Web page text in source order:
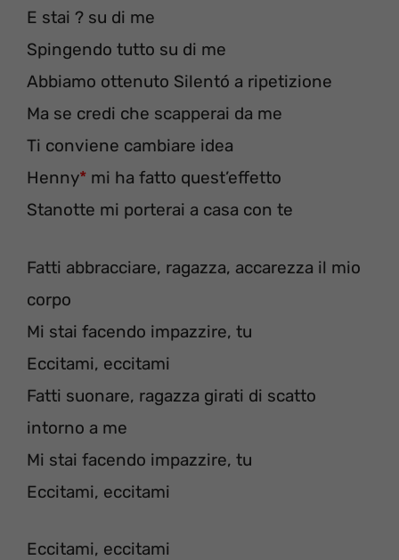
E stai ? su di me
Spingendo tutto su di me
Abbiamo ottenuto Silentó a ripetizione
Ma se credi che scapperai da me
Ti conviene cambiare idea
Henny* mi ha fatto quest’effetto
Stanotte mi porterai a casa con te
Fatti abbracciare, ragazza, accarezza il mio
corpo
Mi stai facendo impazzire, tu
Eccitami, eccitami
Fatti suonare, ragazza girati di scatto
intorno a me
Mi stai facendo impazzire, tu
Eccitami, eccitami
Eccitami, eccitami